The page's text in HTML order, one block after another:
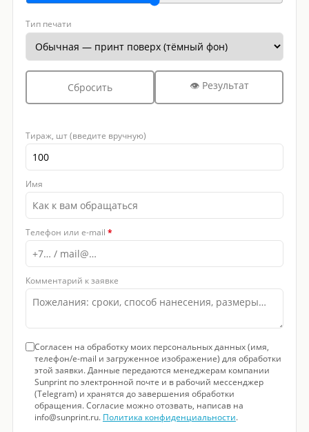
Тип печати
Сбросить 👁 Результат
Тираж, шт (введите вручную)
Имя
Телефон или e-mail *
Комментарий к заявке
Согласен на обработку моих персональных данных (имя,
телефон/e-mail и загруженное изображение) для обработки
этой заявки. Данные передаются менеджерам компании
Sunprint по электронной почте и в рабочий мессенджер
(Telegram) и хранятся до завершения обработки
обращения. Согласие можно отозвать, написав на
info@sunprint.ru. Политика конфиденциальности.